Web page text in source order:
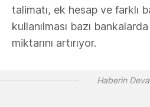
talimatı, ek hesap ve farklı
kullanılması bazı
miktarını artırıyor.
Haberin